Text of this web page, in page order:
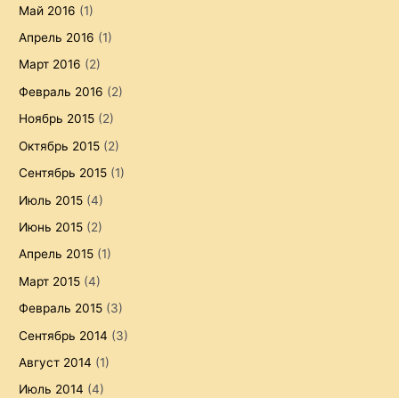
Май 2016 (1)
Апрель 2016 (1)
Март 2016 (2)
Февраль 2016 (2)
Ноябрь 2015 (2)
Октябрь 2015 (2)
Сентябрь 2015 (1)
Июль 2015 (4)
Июнь 2015 (2)
Апрель 2015 (1)
Март 2015 (4)
Февраль 2015 (3)
Сентябрь 2014 (3)
Август 2014 (1)
Июль 2014 (4)